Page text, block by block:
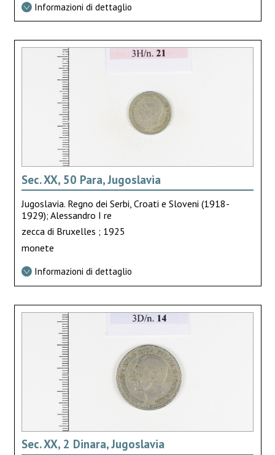
Informazioni di dettaglio
Sec. XX, 50 Para, Jugoslavia
Jugoslavia. Regno dei Serbi, Croati e Sloveni (1918-
1929); Alessandro I re
zecca di Bruxelles ; 1925
monete
Informazioni di dettaglio
Sec. XX, 2 Dinara, Jugoslavia